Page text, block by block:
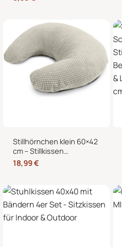
Mikrowelle, Nacken,
Stillhörnchen klein 60×42
cm – Stillkissen
Mondkissen mit
abnehmbarem Bezug für
Stillzeit
18,99€